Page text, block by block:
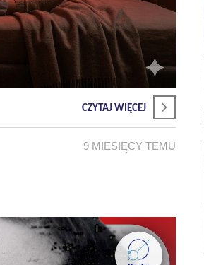
CZYTAJ WIĘCEJ
9 MIESIĘCY TEMU